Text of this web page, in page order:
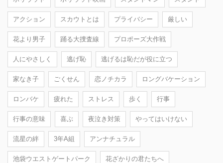
アクション スカウトとは プライバシー 厳しい
花より男子 踊る大捜査線 プロポーズ大作戦
人にやさしく 逃げ恥 逃げるは恥だが役に立つ
家なき子 ごくせん 恋ノチカラ ロングバケーション
ロンバケ 疲れた ストレス 歩く 行事
行事の意味 喜ぶ 夜泣き対策 やってはいけない
流星の絆 3年A組 アンナチュラル
池袋ウエストゲートパーク 花ざかりの君たちへ